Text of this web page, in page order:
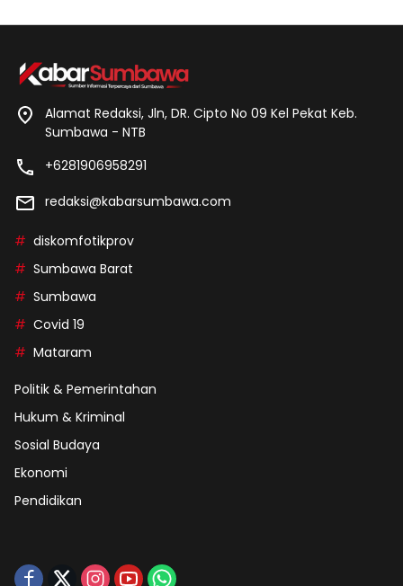
Alamat Redaksi, Jln, DR. Cipto No 09 Kel Pekat Keb.
Sumbawa - NTB
+6281906958291
redaksi@kabarsumbawa.com
diskomfotikprov
Sumbawa Barat
Sumbawa
Covid 19
Mataram
Politik & Pemerintahan
Hukum & Kriminal
Sosial Budaya
Ekonomi
Pendidikan